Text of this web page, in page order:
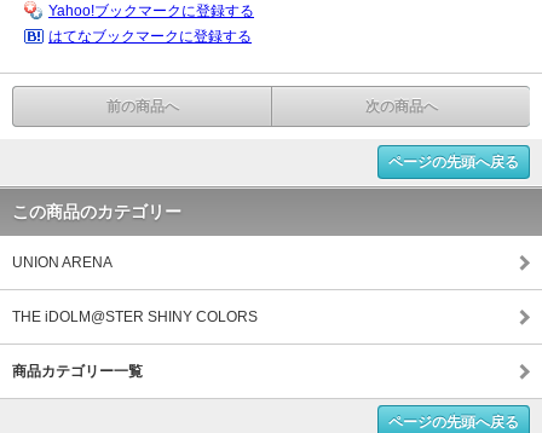
Yahoo!ブックマークに登録する
はてなブックマークに登録する
前の商品へ 次の商品へ
ページの先頭へ戻る
この商品のカテゴリー
UNION ARENA
THE iDOLM@STER SHINY COLORS
商品カテゴリー一覧
ページの先頭へ戻る